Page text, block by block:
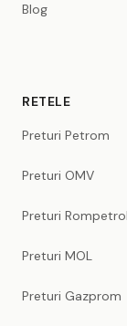
Blog
RETELE
Preturi Petrom
Preturi OMV
Preturi Rompetrol
Preturi MOL
Preturi Gazprom